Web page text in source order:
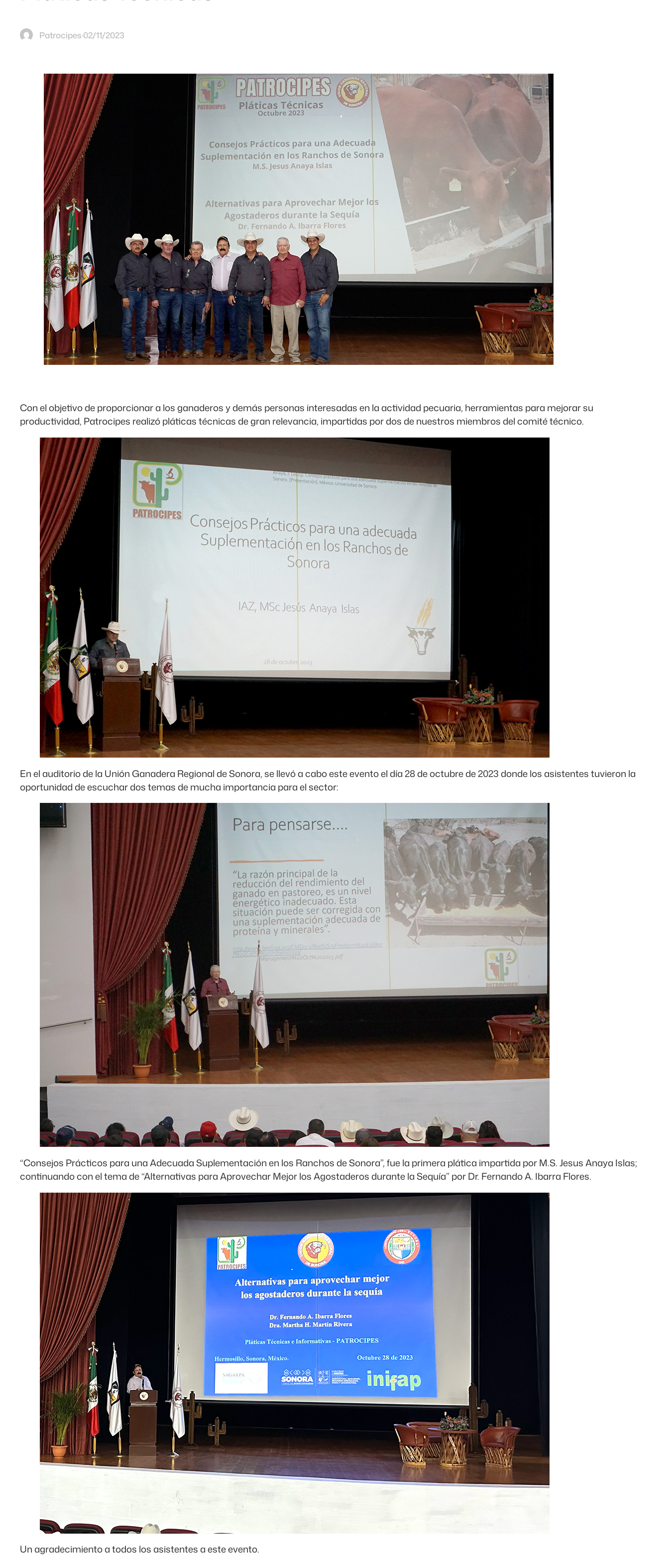
Patrocipes·02/11/2023
Con el objetivo de proporcionar a los ganaderos y demás personas interesadas en la actividad pecuaria, herramientas para mejorar su
productividad, Patrocipes realizó pláticas técnicas de gran relevancia, impartidas por dos de nuestros miembros del comité técnico.
En el auditorio de la Unión Ganadera Regional de Sonora, se llevó a cabo este evento el día 28 de octubre de 2023 donde los asistentes tuvieron la
oportunidad de escuchar dos temas de mucha importancia para el sector:
“Consejos Prácticos para una Adecuada Suplementación en los Ranchos de Sonora”, fue la primera plática impartida por M.S. Jesus Anaya Islas;
continuando con el tema de “Alternativas para Aprovechar Mejor los Agostaderos durante la Sequía” por Dr. Fernando A. Ibarra Flores.
Un agradecimiento a todos los asistentes a este evento.